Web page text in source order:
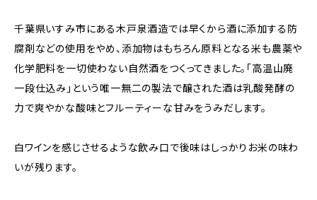
千葉県いすみ市にある木戸泉酒造では早くから酒に添加する防
腐剤などの使用をやめ、添加物はもちろん原料となる米も農薬や
化学肥料を一切使わない自然酒をつくってきました。「高温山廃
一段仕込み」という唯一無二の製法で醸された酒は乳酸発酵の
力で爽やかな酸味とフルーティーな甘みをうみだします。
白ワインを感じさせるような飲み口で後味はしっかりお米の味わ
いが残ります。